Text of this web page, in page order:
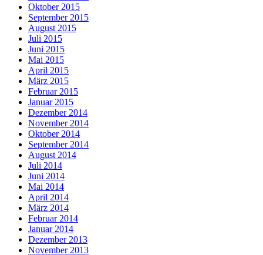
Oktober 2015
September 2015
August 2015
Juli 2015
Juni 2015
Mai 2015
April 2015
März 2015
Februar 2015
Januar 2015
Dezember 2014
November 2014
Oktober 2014
September 2014
August 2014
Juli 2014
Juni 2014
Mai 2014
April 2014
März 2014
Februar 2014
Januar 2014
Dezember 2013
November 2013